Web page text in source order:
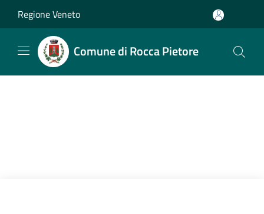
Regione Veneto
Comune di Rocca Pietore